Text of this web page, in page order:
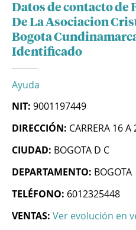
Datos de contacto de
De La Asociacion
Bogota
Identificado
Ayuda
NIT: 9001197449
DIRECCIÓN: CARRERA 16 A
CIUDAD: BOGOTA D C
DEPARTAMENTO: BOGOTA
TELÉFONO: 6012325448
VENTAS: Ver evolución en